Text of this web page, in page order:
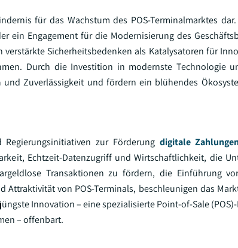
für das Wachstum des POS-Terminalmarktes
ein Engagement für die Modernisierung des
Sicherheitsbedenken als Katalysatoren für
Durch die Investition in modernste Technologie
Zuverlässigkeit und fördern ein blühendes
zur Förderung digitale
Echtzeit-Datenzugriff und Wirtschaftlichkeit, die
Transaktionen zu fördern, die Einführung
von POS-Terminals, beschleunigen das
Innovation – eine spezialisierte Point-of-Sale
– offenbart.